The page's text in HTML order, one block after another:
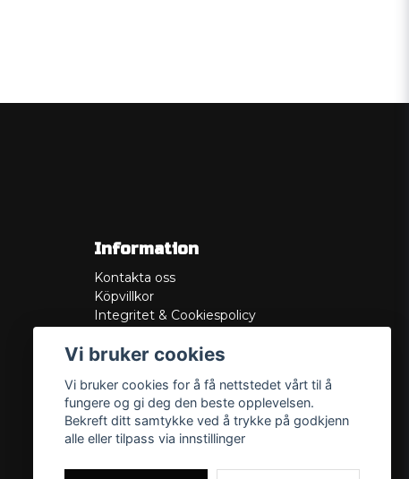
Information
Kontakta oss
Köpvillkor
Integritet & Cookiespolicy
Service/Garanti
Lådritning
Om oss
Vi bruker cookies
Vi bruker cookies for å få nettstedet vårt til å
fungere og gi deg den beste opplevelsen.
Bekreft ditt samtykke ved å trykke på godkjenn
alle eller tilpass via innstillinger